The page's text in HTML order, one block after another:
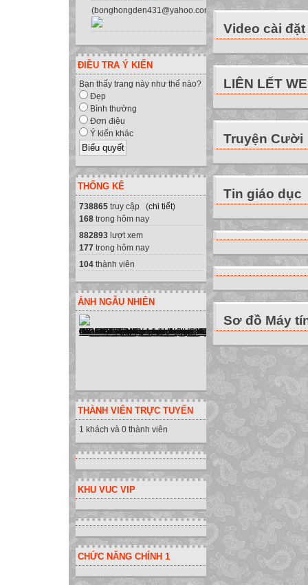
(bonghongden431@yahoo.com.vn)
ĐIỀU TRA Ý KIẾN
Bạn thấy trang này như thế nào?
Đẹp
Bình thường
Đơn điệu
Ý kiến khác
THỐNG KÊ
738865 truy cập (chi tiết)
168 trong hôm nay
882893 lượt xem
177 trong hôm nay
104 thành viên
ẢNH NGẪU NHIÊN
THÀNH VIÊN TRỰC TUYẾN
1 khách và 0 thành viên
KHU VUC VIP
CHỨC NĂNG CHÍNH 1
Video cài đặt
LIÊN LẾT
Truyện Cười
Tin giáo dục
Sơ đồ Máy